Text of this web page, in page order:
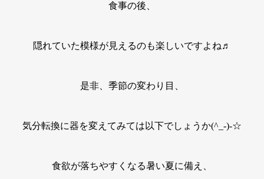
食事の後、
隠れていた模様が見えるのも楽しいですよね♬
是非、季節の変わり目、
気分転換に器を変えてみては以下でしょうか(^_-)-☆
食欲が落ちやすくなる暑い夏に備え、